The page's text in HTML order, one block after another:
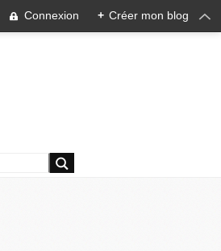
Connexion + Créer mon blog